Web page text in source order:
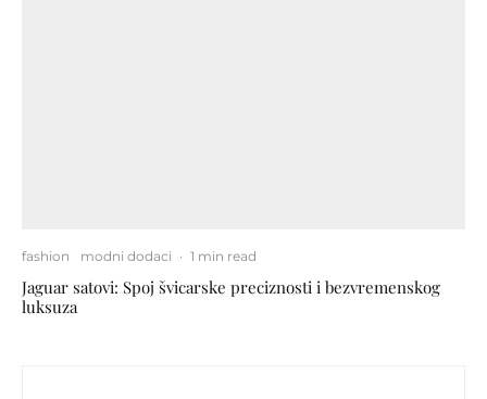
fashion modni dodaci · 1 min read
Jaguar satovi: Spoj švicarske preciznosti i bezvremenskog
luksuza